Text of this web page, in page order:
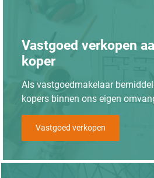
Vastgoed verkopen
koper
Als vastgoedmakelaar
kopers binnen ons eigen
Vastgoed verkopen